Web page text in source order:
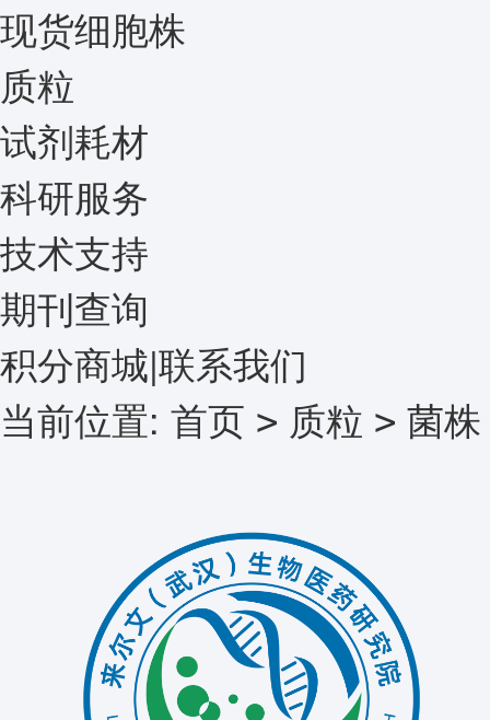
现货细胞株
质粒
试剂耗材
科研服务
技术支持
期刊查询
积分商城|联系我们
当前位置: 首页 > 质粒 > 菌株